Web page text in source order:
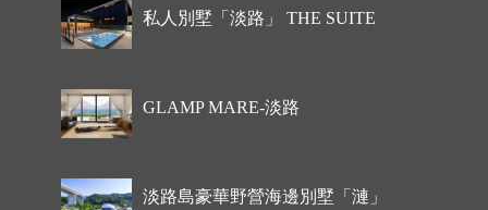
私人別墅「淡路」 THE SUITE
GLAMP MARE-淡路
淡路島豪華野營海邊別墅「漣」